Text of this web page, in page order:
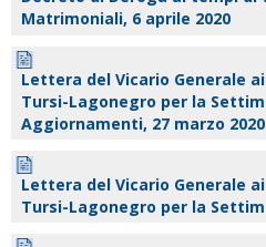
Matrimoniali, 6 aprile 2020
Lettera del Vicario Generale
Tursi-Lagonegro per la
Aggiornamenti, 27 marzo 2020
Lettera del Vicario Generale
Tursi-Lagonegro per la